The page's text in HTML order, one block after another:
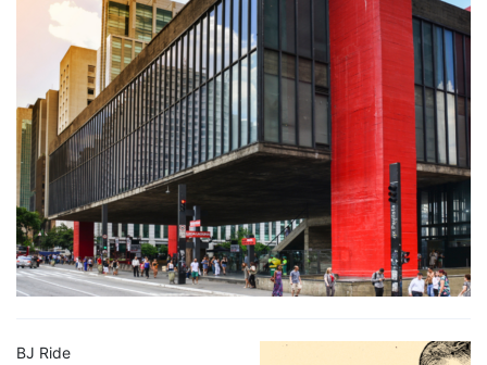
BJ Ride